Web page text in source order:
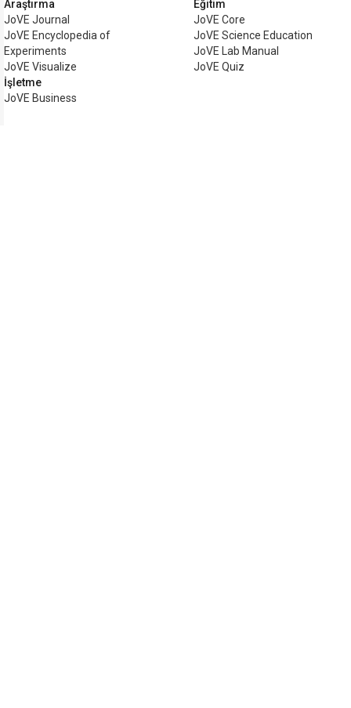
Araştırma
JoVE Journal
JoVE Encyclopedia of
Experiments
JoVE Visualize
İşletme
JoVE Business
Eğitim
JoVE Core
JoVE Science Education
JoVE Lab Manual
JoVE Quiz